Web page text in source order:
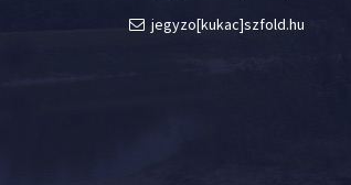
jegyzo[kukac]szfold.hu